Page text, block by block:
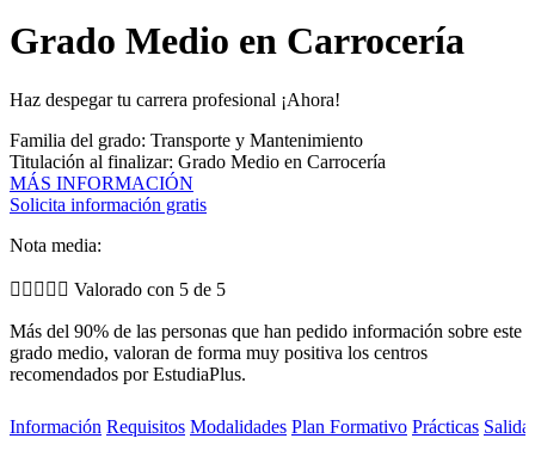
Grado Medio en Carrocería
Haz despegar tu carrera profesional ¡Ahora!
Familia del grado: Transporte y Mantenimiento
Titulación al finalizar: Grado Medio en Carrocería
MÁS INFORMACIÓN
Solicita información gratis
Nota media:
     Valorado con 5 de 5
Más del 90% de las personas que han pedido información sobre este
grado medio, valoran de forma muy positiva los centros
recomendados por EstudiaPlus.
Información Requisitos Modalidades Plan Formativo Prácticas